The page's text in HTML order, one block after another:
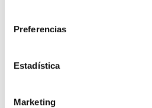
Preferencias
Estadística
Marketing